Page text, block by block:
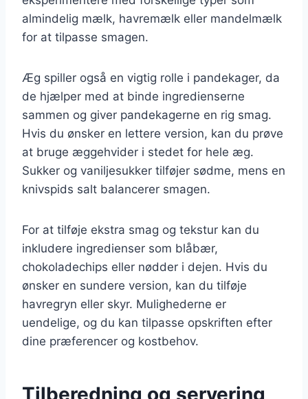
almindelig mælk, havremælk eller mandelmælk
for at tilpasse smagen.
Æg spiller også en vigtig rolle i pandekager, da
de hjælper med at binde ingredienserne
sammen og giver pandekagerne en rig smag.
Hvis du ønsker en lettere version, kan du prøve
at bruge æggehvider i stedet for hele æg.
Sukker og vaniljesukker tilføjer sødme, mens en
knivspids salt balancerer smagen.
For at tilføje ekstra smag og tekstur kan du
inkludere ingredienser som blåbær,
chokoladechips eller nødder i dejen. Hvis du
ønsker en sundere version, kan du tilføje
havregryn eller skyr. Mulighederne er
uendelige, og du kan tilpasse opskriften efter
dine præferencer og kostbehov.
Tilberedning og servering